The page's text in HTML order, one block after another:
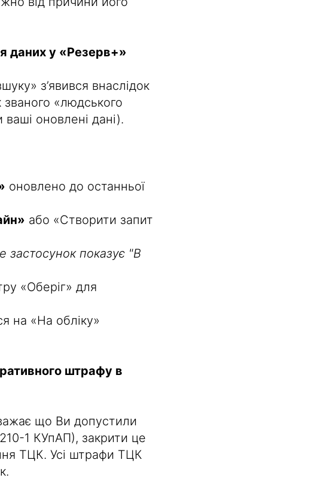
даних у «Резерв+»
з’явився внаслідок
«людського
оновлені дані).
оновлено до останньої
або «Створити запит
застосунок показує "В
«Оберіг» для
на «На обліку»
штрафу в
що Ви допустили
1 КУпАП), закрити це
ТЦК. Усі штрафи ТЦК